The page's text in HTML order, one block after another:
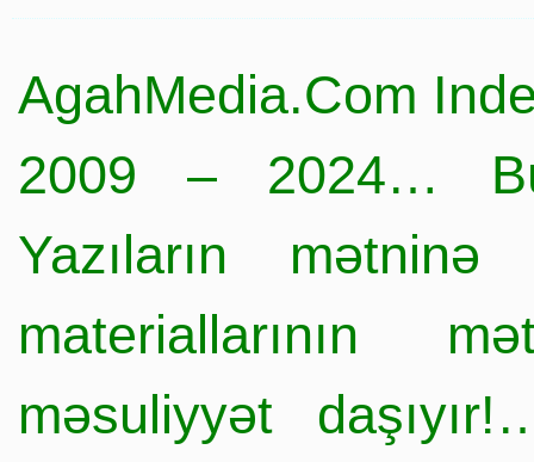
AgahMedia.Com
2009 – 2024…
Yazıların
materiallarının
məsuliyyət